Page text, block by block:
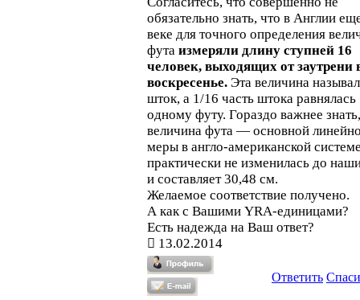
обязательно знать, что в Англии
веке для точного определения
фута измеряли длину ступней 16
человек, выходящих от заутрени
воскресенье. Эта величина
шток, а 1/16 часть штока равнялась
одному футу. Гораздо важнее
величина фута — основной
меры в англо-американской
практически не изменилась до
и составляет 30,48 см.
Желаемое соответствие получено.
А как с Вашими YRA-единицами?
Есть надежда на Ваш ответ?
13.02.2014
Ответить